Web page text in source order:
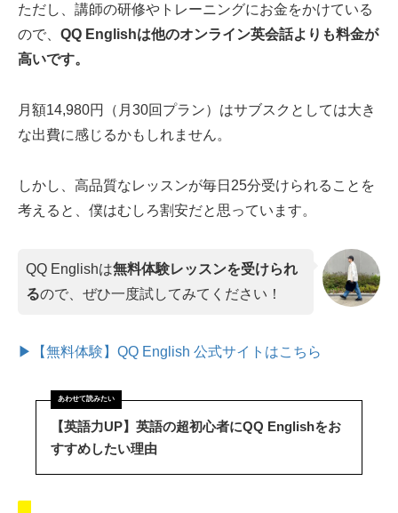
ただし、講師の研修やトレーニングにお金をかけている
ので、 QQ Englishは他のオンライン英会話よりも料金が
高いです。
月額14,980円（月30回プラン）はサブスクとしては大き
な出費に感じるかもしれません。
しかし、高品質なレッスンが毎日25分受けられることを
考えると、僕はむしろ割安だと思っています。
QQ Englishは無料体験レッスンを受けられ
るので、ぜひ一度試してみてください！
▶【無料体験】QQ English 公式サイトはこちら
【英語力UP】英語の超初心者にQQ Englishをお
すすめしたい理由